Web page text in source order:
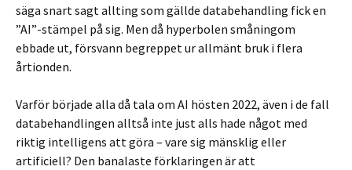
säga snart sagt allting som gällde databehandling fick en
”AI”-stämpel på sig. Men då hyperbolen småningom
ebbade ut, försvann begreppet ur allmänt bruk i flera
årtionden.
Varför började alla då tala om AI hösten 2022, även i de fall
databehandlingen alltså inte just alls hade något med
riktig intelligens att göra – vare sig mänsklig eller
artificiell? Den banalaste förklaringen är att